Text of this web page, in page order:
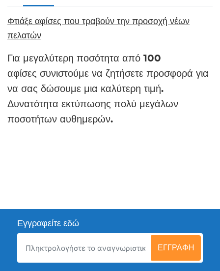
Φτιάξε αφίσες που τραβούν την προσοχή νέων
πελατών
Για μεγαλύτερη ποσότητα από 100
αφίσες συνιστούμε να ζητήσετε προσφορά για
να σας δώσουμε μια καλύτερη τιμή.
Δυνατότητα εκτύπωσης πολύ μεγάλων
ποσοτήτων αυθημερών.
Εγγραφείτε εδώ
ΕΓΓΡΑΦΉ